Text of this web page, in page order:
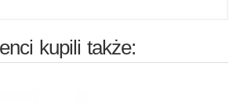
kupili także: